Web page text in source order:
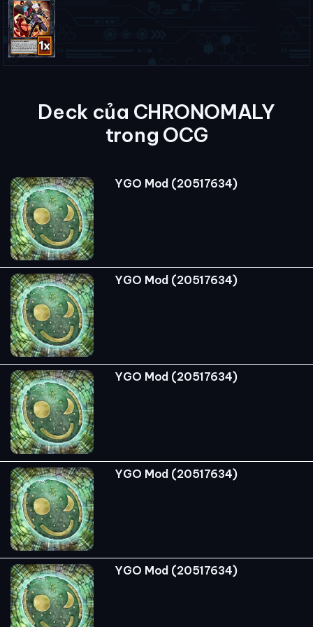
Deck của CHRONOMALY
trong OCG
YGO Mod (20517634)
YGO Mod (20517634)
YGO Mod (20517634)
YGO Mod (20517634)
YGO Mod (20517634)